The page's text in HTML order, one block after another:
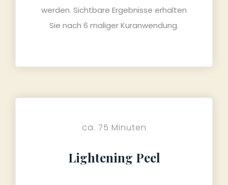
werden. Sichtbare Ergebnisse erhalten
Sie nach 6 maliger Kuranwendung.
ca. 75 Minuten
Lightening Peel